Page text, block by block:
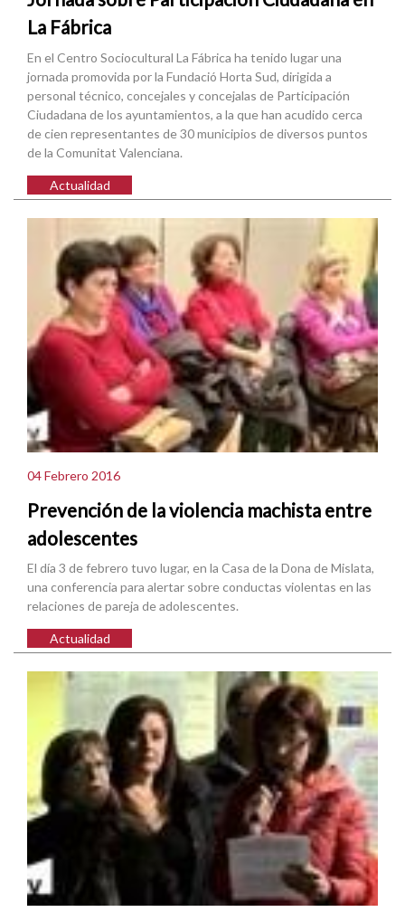
La Fábrica
En el Centro Sociocultural La Fábrica ha tenido lugar una
jornada promovida por la Fundació Horta Sud, dirigida a
personal técnico, concejales y concejalas de Participación
Ciudadana de los ayuntamientos, a la que han acudido cerca
de cien representantes de 30 municipios de diversos puntos
de la Comunitat Valenciana.
Actualidad
04 Febrero 2016
Prevención de la violencia machista entre
adolescentes
El día 3 de febrero tuvo lugar, en la Casa de la Dona de Mislata,
una conferencia para alertar sobre conductas violentas en las
relaciones de pareja de adolescentes.
Actualidad